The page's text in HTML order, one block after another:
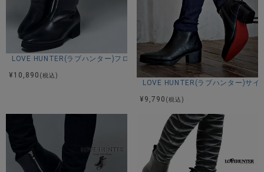
LOVE HUNTER(ラブハンター)フロントジップブーツ/全1色
¥ 10,890 (税込)
LOVE HUNTER(ラブハンター)サ
¥ 9,790 (税込)